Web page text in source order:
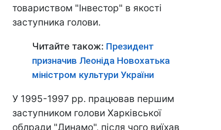
товариством "Інвестор" в якості
заступника голови.
Читайте також: Президент
призначив Леоніда Новохатька
міністром культури України
У 1995-1997 рр. працював першим
заступником голови Харківської
облради "Динамо", після чого виїхав